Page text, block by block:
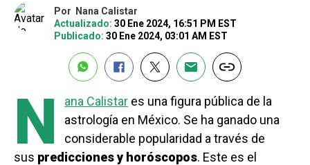
Por
Nana Calistar
Actualizado: 30 Ene 2024, 16:51 PM EST
Publicado: 30 Ene 2024, 03:01 AM EST
N ana Calistar es una figura pública de la
astrología en México. Se ha ganado una
considerable popularidad a través de
sus predicciones y horóscopos. Este es el